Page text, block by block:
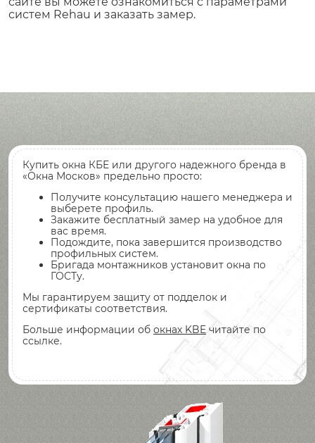
систем Rehau и заказать замер.
Купить окна КБЕ или другого надежного бренда в
«Окна Москов» предельно просто:
Получите консультацию нашего менеджера и
выберете профиль.
Закажите бесплатный замер на удобное для
вас время.
Подождите, пока завершится производство
профильных систем.
Бригада монтажников установит окна по
ГОСТу.
Мы гарантируем защиту от подделок и
сертификаты соответствия.
Больше информации об окнах KBE читайте по
ссылке.